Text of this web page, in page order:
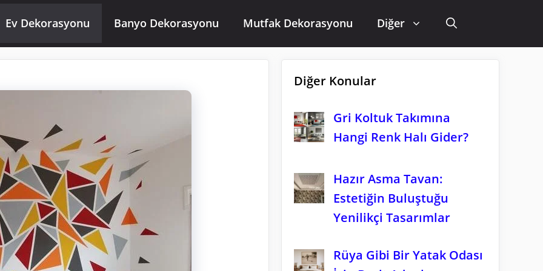
Ev Dekorasyonu Banyo Dekorasyonu Mutfak Dekorasyonu Diğer
Diğer Konular
Gri Koltuk Takımına
Hangi Renk Halı Gider?
Hazır Asma Tavan:
Estetiğin Buluştuğu
Yenilikçi Tasarımlar
Rüya Gibi Bir Yatak Odası